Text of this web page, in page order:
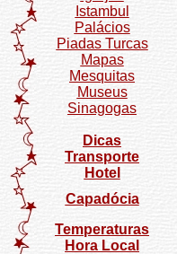
Istambul
Palácios
Piadas Turcas
Mapas
Mesquitas
Museus
Sinagogas
Dicas
Transporte
Hotel
Capadócia
Temperaturas
Hora Local